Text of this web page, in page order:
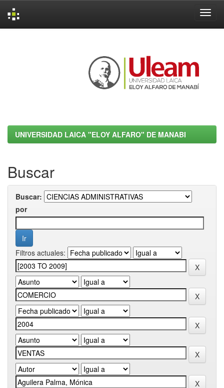
UNIVERSIDAD LAICA "ELOY ALFARO" DE MANABI
Buscar
Buscar:
por
Filtros actuales: